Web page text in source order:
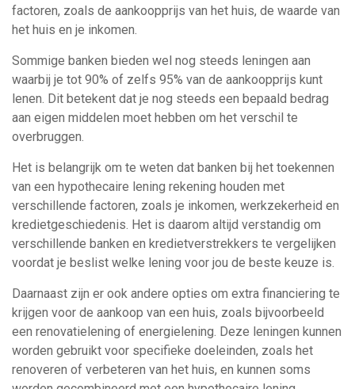
factoren, zoals de aankoopprijs van het huis, de waarde van
het huis en je inkomen.
Sommige banken bieden wel nog steeds leningen aan
waarbij je tot 90% of zelfs 95% van de aankoopprijs kunt
lenen. Dit betekent dat je nog steeds een bepaald bedrag
aan eigen middelen moet hebben om het verschil te
overbruggen.
Het is belangrijk om te weten dat banken bij het toekennen
van een hypothecaire lening rekening houden met
verschillende factoren, zoals je inkomen, werkzekerheid en
kredietgeschiedenis. Het is daarom altijd verstandig om
verschillende banken en kredietverstrekkers te vergelijken
voordat je beslist welke lening voor jou de beste keuze is.
Daarnaast zijn er ook andere opties om extra financiering te
krijgen voor de aankoop van een huis, zoals bijvoorbeeld
een renovatielening of energielening. Deze leningen kunnen
worden gebruikt voor specifieke doeleinden, zoals het
renoveren of verbeteren van het huis, en kunnen soms